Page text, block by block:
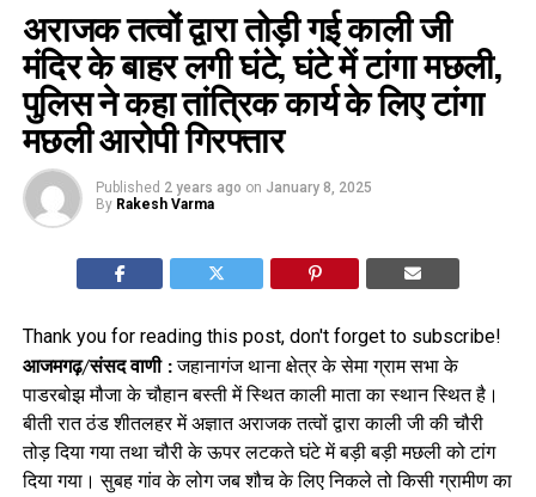
अराजक तत्वों द्वारा तोड़ी गई काली जी
मंदिर के बाहर लगी घंटे, घंटे में टांगा मछली,
पुलिस ने कहा तांत्रिक कार्य के लिए टांगा
मछली आरोपी गिरफ्तार
Published 2 years ago on January 8, 2025
By Rakesh Varma
Thank you for reading this post, don't forget to subscribe!
आजमगढ़/संसद वाणी :जहानागंज थाना क्षेत्र के सेमा ग्राम सभा के
पाडरबोझ मौजा के चौहान बस्ती में स्थित काली माता का स्थान स्थित है।
बीती रात ठंड शीतलहर में अज्ञात अराजक तत्वों द्वारा काली जी की चौरी
तोड़ दिया गया तथा चौरी के ऊपर लटकते घंटे में बड़ी बड़ी मछली को टांग
दिया गया। सुबह गांव के लोग जब शौच के लिए निकले तो किसी ग्रामीण का